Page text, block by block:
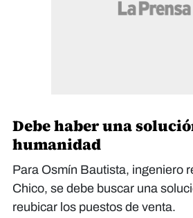
Debe haber una
humanidad
Para Osmín Bautista, ingeniero
Chico, se debe buscar una
reubicar los puestos de venta.